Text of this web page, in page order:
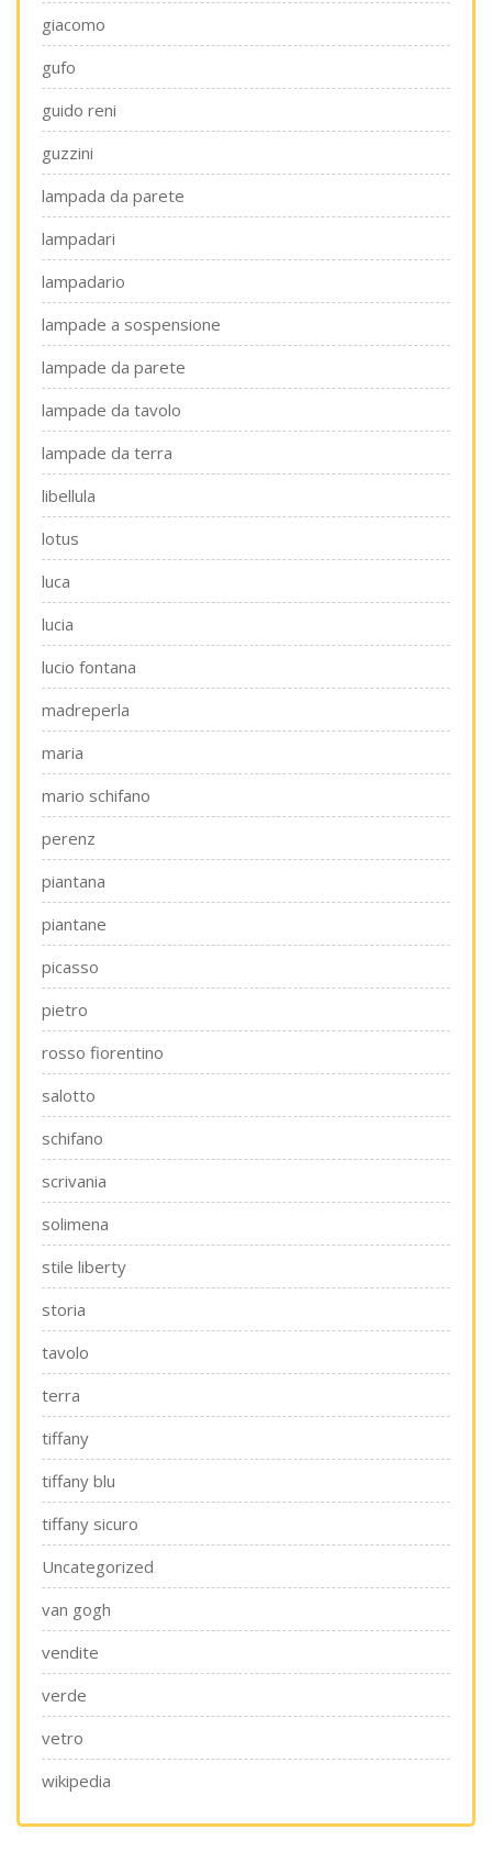
giacomo
gufo
guido reni
guzzini
lampada da parete
lampadari
lampadario
lampade a sospensione
lampade da parete
lampade da tavolo
lampade da terra
libellula
lotus
luca
lucia
lucio fontana
madreperla
maria
mario schifano
perenz
piantana
piantane
picasso
pietro
rosso fiorentino
salotto
schifano
scrivania
solimena
stile liberty
storia
tavolo
terra
tiffany
tiffany blu
tiffany sicuro
Uncategorized
van gogh
vendite
verde
vetro
wikipedia